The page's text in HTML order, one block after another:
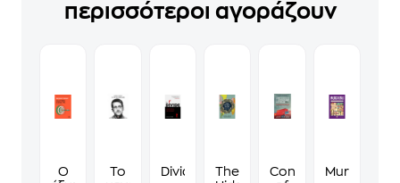
περισσότεροι αγοράζουν
Ο
Το
Divide
The
ConfessionsMurdoku